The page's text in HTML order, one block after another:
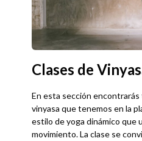
Clases de
En esta sección encontrarás
vinyasa que tenemos en la
estilo de yoga dinámico que
movimiento. La clase se